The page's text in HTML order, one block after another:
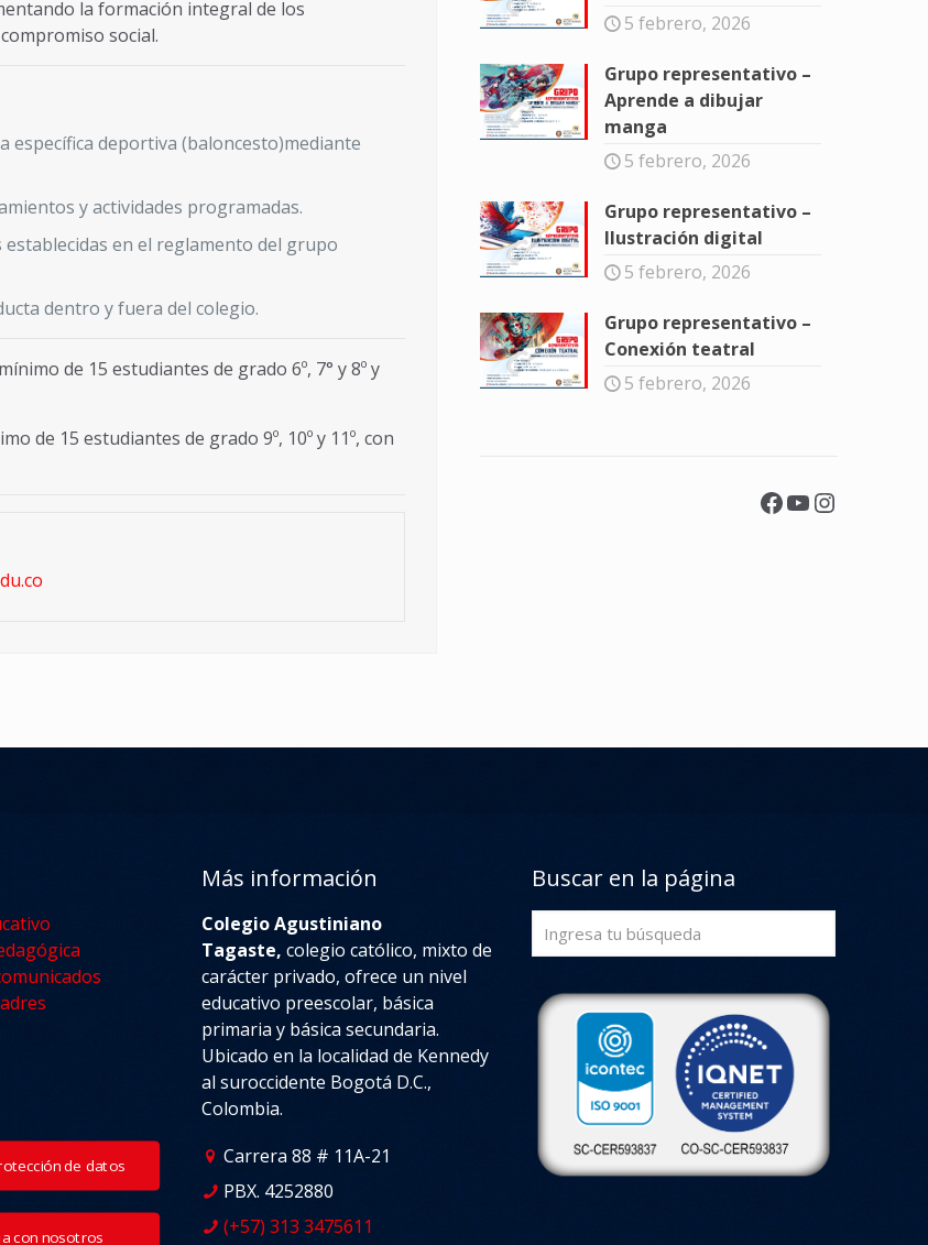
la formación integral de los
social.
específica deportiva (baloncesto)mediante
y actividades programadas.
en el reglamento del grupo
dentro y fuera del colegio.
de 15 estudiantes de grado 6º, 7° y 8º y
de 15 estudiantes de grado 9º, 10º y 11º, con
5 febrero, 2026
Grupo representativo –
Aprende a dibujar
manga
5 febrero, 2026
Grupo representativo –
Ilustración digital
5 febrero, 2026
Grupo representativo –
Conexión teatral
5 febrero, 2026
Facebook
YouTube
de datos
con nosotros
Más información
Colegio Agustiniano
Tagaste, colegio católico, mixto de
carácter privado, ofrece un nivel
educativo preescolar, básica
primaria y básica secundaria.
Ubicado en la localidad de Kennedy
al suroccidente Bogotá D.C.,
Colombia.
Carrera 88 # 11A-21
PBX. 4252880
(+57) 313 3475611
Buscar en la página